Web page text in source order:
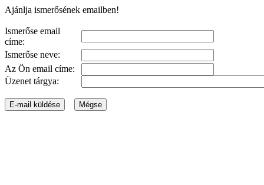
Ajánlja ismerősének emailben!
Ismerőse email
címe:
Ismerőse neve:
Az Ön email címe:
Üzenet tárgya: